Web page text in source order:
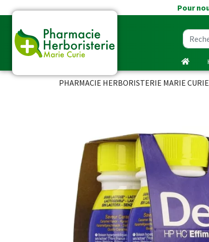
Pour
PHARMACIE HERBORISTERIE MARIE CURIE